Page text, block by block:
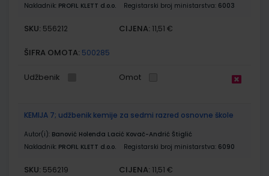
Nakladnik: PROFIL KLETT d.o.o. Registarski broj ministarstva: 6003
SKU: 556212 CIJENA: 11,51 €
ŠIFRA OMOTA: 500285
Udžbenik Omot
KEMIJA 7; udžbenik kemije za sedmi razred osnovne škole
Autor(i): Banović Holenda Lacić Kovač-Andrić Štiglić
Nakladnik: PROFIL KLETT d.o.o. Registarski broj ministarstva: 6090
SKU: 556219 CIJENA: 11,51 €